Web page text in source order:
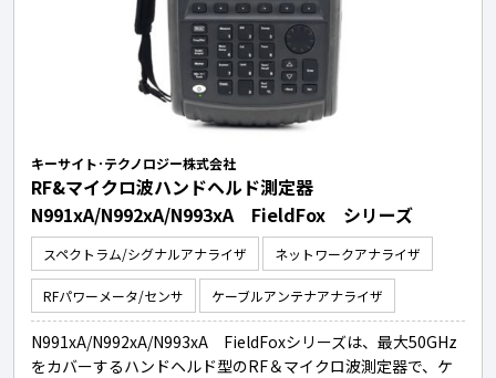
キーサイト･テクノロジー株式会社
RF&マイクロ波ハンドヘルド測定器
N991xA/N992xA/N993xA FieldFox シリーズ
スペクトラム/シグナルアナライザ ネットワークアナライザ
RFパワーメータ/センサ ケーブルアンテナアナライザ
N991xA/N992xA/N993xA FieldFoxシリーズは、最大50GHz
をカバーするハンドヘルド型のRF＆マイクロ波測定器で、ケ